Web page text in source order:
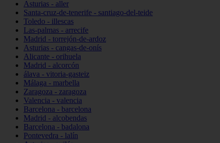
Asturias - aller
Santa-cruz-de-tenerife - santiago-del-teide
Toledo - illescas
Las-palmas - arrecife
Madrid - torrejón-de-ardoz
Asturias - cangas-de-onís
Alicante - orihuela
Madrid - alcorcón
álava - vitoria-gasteiz
Málaga - marbella
Zaragoza - zaragoza
Valencia - valencia
Barcelona - barcelona
Madrid - alcobendas
Barcelona - badalona
Pontevedra - lalín